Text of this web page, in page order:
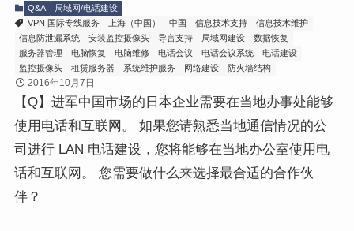
Q&A
局域网/电话建设
VPN 国际专线服务
上海（中国） 中国 信息技术支持
信息技术维护
信息防泄漏系统
安装监控摄像头 导言支持 局域网建设
数据恢复
服务器管理
电脑恢复 电脑维修 电话会议 电话会议系统
电话建设
监控摄像头
租赁服务器 系统维护服务 网络建设 防火墙结构
2016年10月7日
【Q】进军中国市场的日本企业需要在当地办事处能够
使用电话和互联网。 如果您请熟悉当地通信情况的公
司进行 LAN 电话建设，您将能够在当地办公室使用电
话和互联网。 您需要做什么来选择最合适的合作伙
伴？